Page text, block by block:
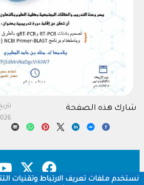
2026
شارك هذه الصفحة
نستخدم ملفات تعريف الارتباط وتقنيات